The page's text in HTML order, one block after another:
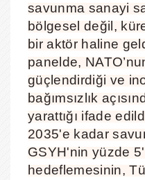
savunma sanayi
bölgesel değil,
bir aktör haline
panelde,
güçlendirdiği ve
bağımsızlık
yarattığı ifade
2035'e kadar
GSYH'nin yüzde
hedeflemesinin,